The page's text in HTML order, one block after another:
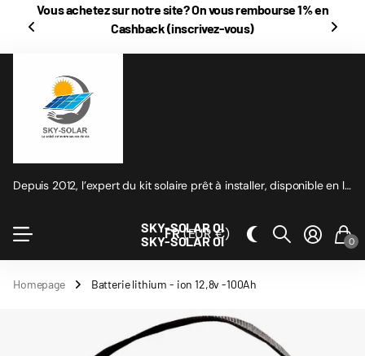
Vous achetez sur notre site? On vous rembourse1% en
Cashback(inscrivez-vous)
Depuis 2012, l’expert du kit solaire prêt à installer, disponible en ligne
SKY-SOLAR OI
SKY-SOLAR OI
FR(EUR €) 0
Homepage Batterie lithium - ion 12,8v -100Ah